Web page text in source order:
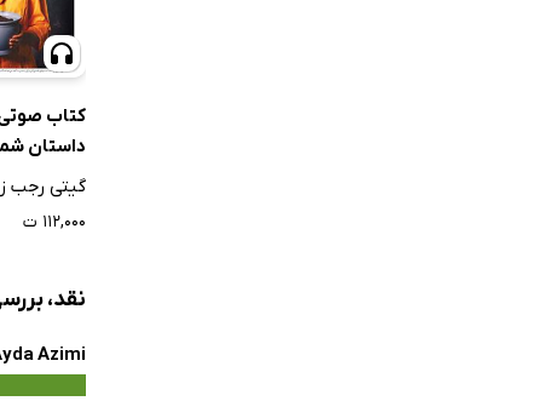
کتاب
داستان
گیتی رجب
۱۱۲,۰۰۰ ت
نقد،
Azimi